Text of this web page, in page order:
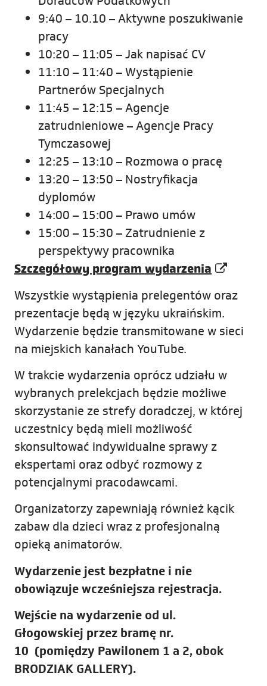
9:40 – 10.10 – Aktywne poszukiwanie
pracy
10:20 – 11:05 – Jak napisać CV
11:10 – 11:40 – Wystąpienie
Partnerów Specjalnych
11:45 – 12:15 – Agencje
zatrudnieniowe – Agencje Pracy
Tymczasowej
12:25 – 13:10 – Rozmowa o pracę
13:20 – 13:50 – Nostryfikacja
dyplomów
14:00 – 15:00 – Prawo umów
15:00 – 15:30 – Zatrudnienie z
perspektywy pracownika
Szczegółowy program wydarzenia
Wszystkie wystąpienia prelegentów oraz
prezentacje będą w języku ukraińskim.
Wydarzenie będzie transmitowane w sieci
na miejskich kanałach YouTube.
W trakcie wydarzenia oprócz udziału w
wybranych prelekcjach będzie możliwe
skorzystanie ze strefy doradczej, w której
uczestnicy będą mieli możliwość
skonsultować indywidualne sprawy z
ekspertami oraz odbyć rozmowy z
potencjalnymi pracodawcami.
Organizatorzy zapewniają również kącik
zabaw dla dzieci wraz z profesjonalną
opieką animatorów.
Wydarzenie jest bezpłatne i nie
obowiązuje wcześniejsza rejestracja.
Wejście na wydarzenie od ul.
Głogowskiej przez bramę nr.
10 (pomiędzy Pawilonem 1 a 2, obok
BRODZIAK GALLERY).